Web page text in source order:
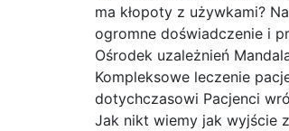
ma kłopoty z używkami?
ogromne doświadczenie i
Ośrodek uzależnień
Kompleksowe leczenie
dotychczasowi Pacjenci
Jak nikt wiemy jak wyjście